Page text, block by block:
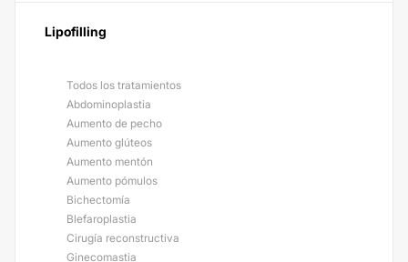
Lipofilling
Todos los tratamientos
Abdominoplastia
Aumento de pecho
Aumento glúteos
Aumento mentón
Aumento pómulos
Bichectomía
Blefaroplastia
Cirugía reconstructiva
Ginecomastia